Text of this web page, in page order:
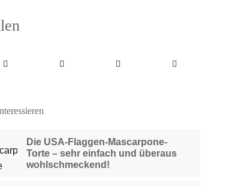
Die USA-Flaggen-Mascarpone-
Torte – sehr einfach und überaus
wohlschmeckend!